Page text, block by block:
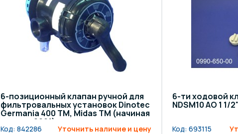
Освещение и подсветка для
бассейна
Отделочные материалы
6-позиционный клапан ручной для
фильтровальных установок Dinotec
Germania 400 TM, Midas TM (начиная
с серии 2001)
Код: 842286 Уточнить наличие и цену
6-ти ходовой
NDSM10 AO 1 1/
Код: 693115